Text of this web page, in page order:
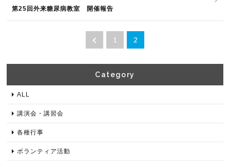
第25回外来糖尿病教室 開催報告
1 2
Category​
ALL
講演会・講習会
各種⾏事
ボランティア活動